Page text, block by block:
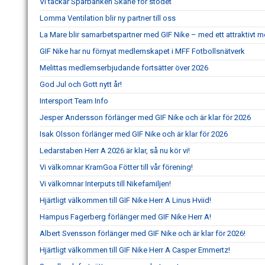
Lomma Ventilation blir ny partner till oss
La Mare blir samarbetspartner med GIF Nike – med ett attraktivt
GIF Nike har nu förnyat medlemskapet i MFF Fotbollsnätverk
Melittas medlemserbjudande fortsätter över 2026
God Jul och Gott nytt år!
Intersport Team Info
Jesper Andersson förlänger med GIF Nike och är klar för 2026
Isak Olsson förlänger med GIF Nike och är klar för 2026
Ledarstaben Herr A 2026 är klar, så nu kör vi!
Vi välkomnar KramGoa Fötter till vår förening!
Vi välkomnar Interputs till Nikefamiljen!
Hjärtligt välkommen till GIF Nike Herr A Linus Hviid!
Hampus Fagerberg förlänger med GIF Nike Herr A!
Albert Svensson förlänger med GIF Nike och är klar för 2026!
Hjärtligt välkommen till GIF Nike Herr A Casper Emmertz!